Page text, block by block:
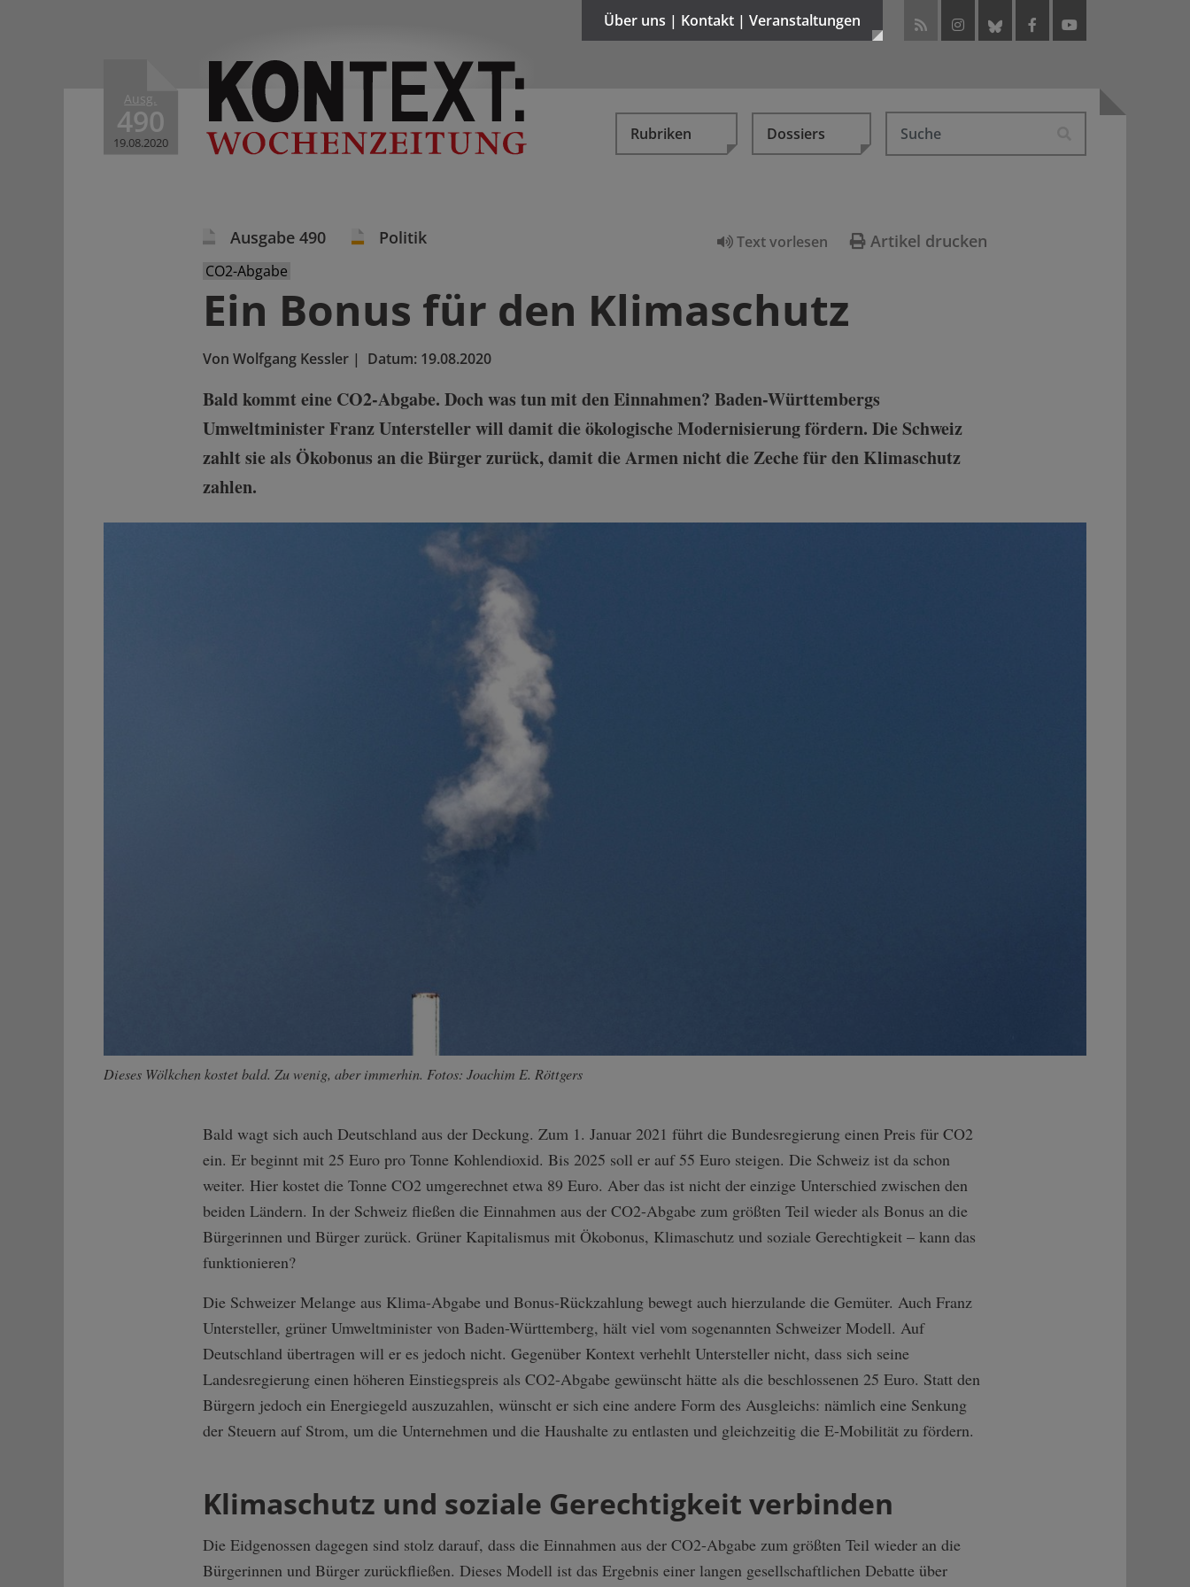
Ausg.
490
19.08.2020
Über uns | Kontakt | Veranstaltungen
Rubriken Dossiers
Text vorlesen Artikel drucken
Ausgabe 490 Politik
CO2-Abgabe
Ein Bonus für den Klimaschutz
Von Wolfgang Kessler | Datum: 19.08.2020
Bald kommt eine CO2-Abgabe. Doch was tun mit den Einnahmen? Baden-Württembergs
Umweltminister Franz Untersteller will damit die ökologische Modernisierung fördern. Die Schweiz
zahlt sie als Ökobonus an die Bürger zurück, damit die Armen nicht die Zeche für den Klimaschutz
zahlen.
Dieses Wölkchen kostet bald. Zu wenig, aber immerhin. Fotos: Joachim E. Röttgers
Bald wagt sich auch Deutschland aus der Deckung. Zum 1. Januar 2021 führt die Bundesregierung einen Preis für CO2
ein. Er beginnt mit 25 Euro pro Tonne Kohlendioxid. Bis 2025 soll er auf 55 Euro steigen. Die Schweiz ist da schon
weiter. Hier kostet die Tonne CO2 umgerechnet etwa 89 Euro. Aber das ist nicht der einzige Unterschied zwischen den
beiden Ländern. In der Schweiz fließen die Einnahmen aus der CO2-Abgabe zum größten Teil wieder als Bonus an die
Bürgerinnen und Bürger zurück. Grüner Kapitalismus mit Ökobonus, Klimaschutz und soziale Gerechtigkeit – kann das
funktionieren?
Die Schweizer Melange aus Klima-Abgabe und Bonus-Rückzahlung bewegt auch hierzulande die Gemüter. Auch Franz
Untersteller, grüner Umweltminister von Baden-Württemberg, hält viel vom sogenannten Schweizer Modell. Auf
Deutschland übertragen will er es jedoch nicht. Gegenüber Kontext verhehlt Untersteller nicht, dass sich seine
Landesregierung einen höheren Einstiegspreis als CO2-Abgabe gewünscht hätte als die beschlossenen 25 Euro. Statt den
Bürgern jedoch ein Energiegeld auszuzahlen, wünscht er sich eine andere Form des Ausgleichs: nämlich eine Senkung
der Steuern auf Strom, um die Unternehmen und die Haushalte zu entlasten und gleichzeitig die E-Mobilität zu fördern.
Klimaschutz und soziale Gerechtigkeit verbinden
Die Eidgenossen dagegen sind stolz darauf, dass die Einnahmen aus der CO2-Abgabe zum größten Teil wieder an die
Bürgerinnen und Bürger zurückfließen. Dieses Modell ist das Ergebnis einer langen gesellschaftlichen Debatte über